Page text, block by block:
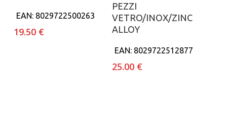
EAN: 8029722500263
19.50 €
PEZZI
VETRO/INOX/ZINC
ALLOY
EAN: 8029722512877
25.00 €